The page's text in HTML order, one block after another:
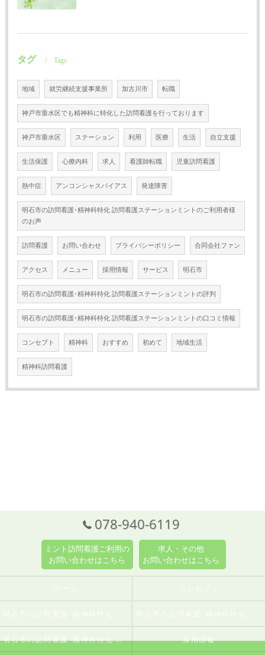
タグ Tags
地域 就労継続支援事業所 加古川市 転職
神戸市垂水区でも精神科に特化した訪問看護を行っております
神戸市垂水区 ステーション 利用 医療 生活 自立支援
生活保護 心療内科 求人 看護師転職 児童訪問看護
熱中症 アンコンシャスバイアス 発達障害
明石市の訪問看護･精神科特化 訪問看護ステーションミントのご利用者様
のお声
訪問看護 お問い合わせ プライバシーポリシー 合同会社ファン
アクセス メニュー 採用情報 サービス 明石市
明石市の訪問看護･精神科特化 訪問看護ステーションミントの評判
明石市の訪問看護･精神科特化 訪問看護ステーションミントの口コミ情報
コンセプト 精神科 おすすめ 初めて 地域生活
精神科訪問看護
078-940-6119
ミント訪問看護ご利用の
お問い合わせはこちら
求人・その他
お問い合わせはこちら
明石市の訪問看護･精神科特化 訪問看護ステーションミントのお客様の声 採用情報